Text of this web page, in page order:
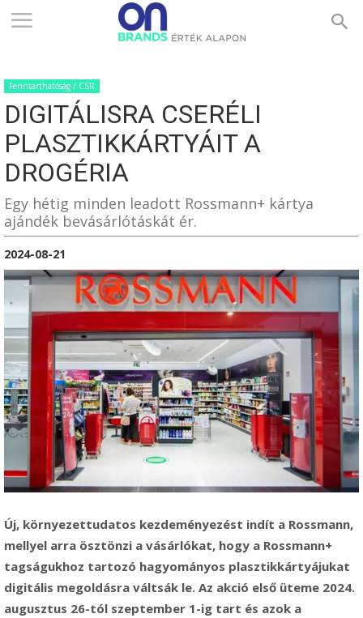
ONBRANDS
–
ÉRTÉK
ALAPON
Fenntarthatóság / CSR
DIGITÁLISRA CSERÉLI
PLASZTIKKÁRTYÁIT A
DROGÉRIA
Egy hétig minden leadott Rossmann+ kártya
ajándék bevásárlótáskát ér.
2024-08-21
Új, környezettudatos kezdeményezést indít a Rossmann,
mellyel arra ösztönzi a vásárlókat, hogy a Rossmann+
tagságukhoz tartozó hagyományos plasztikkártyájukat
digitális megoldásra váltsák le. Az akció első üteme 2024.
augusztus 26-tól szeptember 1-ig tart és azok a